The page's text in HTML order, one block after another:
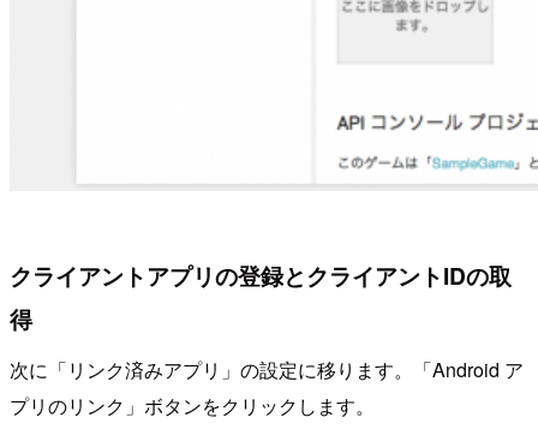
クライアントアプリの登録とクライアントIDの取
得
次に「リンク済みアプリ」の設定に移ります。「Android ア
プリのリンク」ボタンをクリックします。